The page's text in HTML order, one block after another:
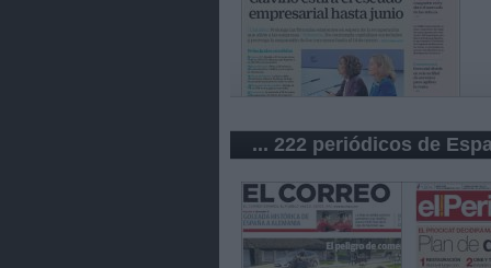
... 222 periódicos de